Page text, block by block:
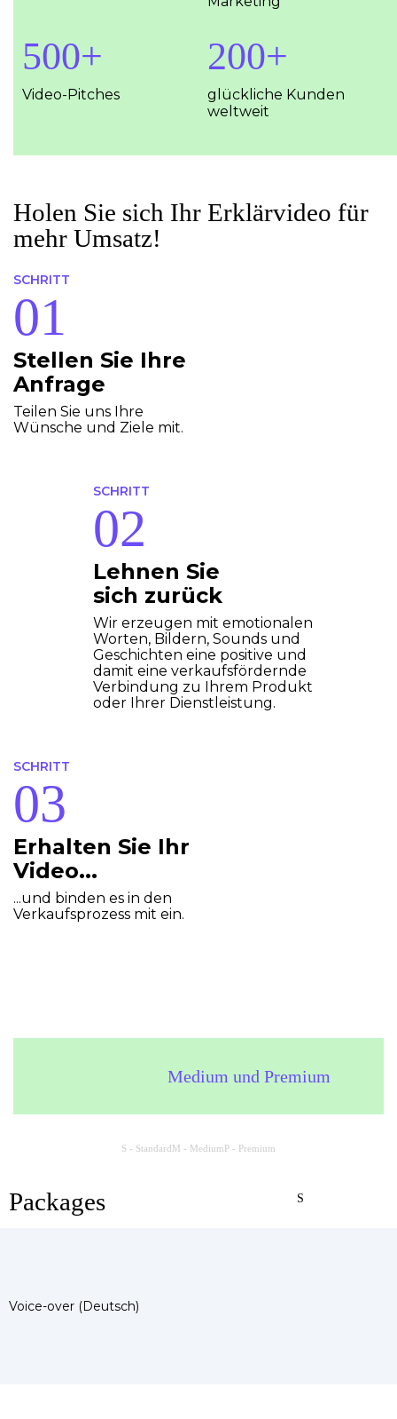
500+
Video-Pitches
200+
glückliche Kunden
weltweit
Holen Sie sich Ihr Erklärvideo für
mehr Umsatz!
SCHRITT
Stellen Sie Ihre
Anfrage
Teilen Sie uns Ihre
Wünsche und Ziele mit.
SCHRITT
Lehnen Sie
sich zurück
Wir erzeugen mit emotionalen
Worten, Bildern, Sounds und
Geschichten eine positive und
damit eine verkaufsfördernde
Verbindung zu Ihrem Produkt
oder Ihrer Dienstleistung.
SCHRITT
Erhalten Sie Ihr
Video...
...und binden es in den
Verkaufsprozess mit ein.
Medium und Premium
S - StandardM - MediumP - Premium
Packages S
Voice-over (Deutsch)